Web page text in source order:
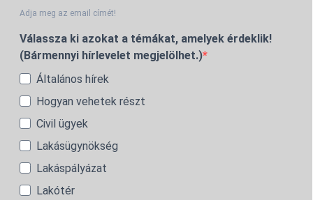
Adja meg az email címét!
Válassza ki azokat a témákat, amelyek érdeklik!
(Bármennyi hírlevelet megjelölhet.)
Általános hírek
Hogyan vehetek részt
Civil ügyek
Lakásügynökség
Lakáspályázat
Lakótér